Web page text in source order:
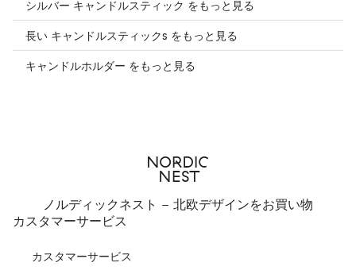
シルバー キャンドルスティック をもっと見る
長い キャンドルスティックs をもっと見る
キャンドルホルダー をもっと見る
ノルディックネスト - 北欧デザインをお買い物
カスタマーサービス
カスタマーサービス